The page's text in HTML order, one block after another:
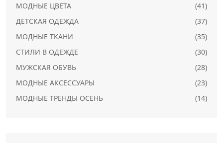
МОДНЫЕ ЦВЕТА
(41)
ДЕТСКАЯ ОДЕЖДА
(37)
МОДНЫЕ ТКАНИ
(35)
СТИЛИ В ОДЕЖДЕ
(30)
МУЖСКАЯ ОБУВЬ
(28)
МОДНЫЕ АКСЕССУАРЫ
(23)
МОДНЫЕ ТРЕНДЫ ОСЕНЬ
(14)